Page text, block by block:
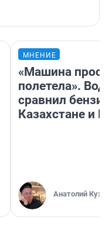
МНЕНИЕ
«Машина
полетела».
сравнил
Казахстане и
Анатолий